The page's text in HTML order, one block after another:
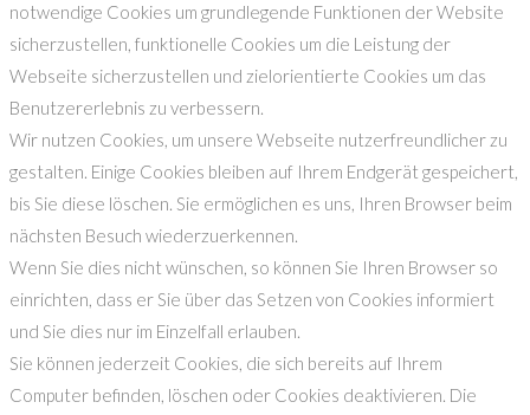
notwendige Cookies um grundlegende Funktionen der Website
sicherzustellen, funktionelle Cookies um die Leistung der
Webseite sicherzustellen und zielorientierte Cookies um das
Benutzererlebnis zu verbessern.
Wir nutzen Cookies, um unsere Webseite nutzerfreundlicher zu
gestalten. Einige Cookies bleiben auf Ihrem Endgerät gespeichert,
bis Sie diese löschen. Sie ermöglichen es uns, Ihren Browser beim
nächsten Besuch wiederzuerkennen.
Wenn Sie dies nicht wünschen, so können Sie Ihren Browser so
einrichten, dass er Sie über das Setzen von Cookies informiert
und Sie dies nur im Einzelfall erlauben.
Sie können jederzeit Cookies, die sich bereits auf Ihrem
Computer befinden, löschen oder Cookies deaktivieren. Die